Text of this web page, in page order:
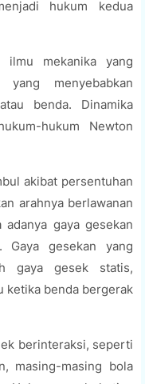
hukum kedua
ilmu mekanika yang
yang menyebabkan
benda. Dinamika
hukum Newton
akibat persentuhan
arahnya berlawanan
gaya gesekan
Gaya gesekan yang
gaya gesek statis,
ketika benda bergerak
berinteraksi, seperti
masing-masing bola